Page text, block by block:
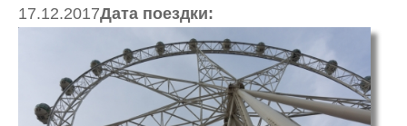
Дата поездки:
17.12.2017